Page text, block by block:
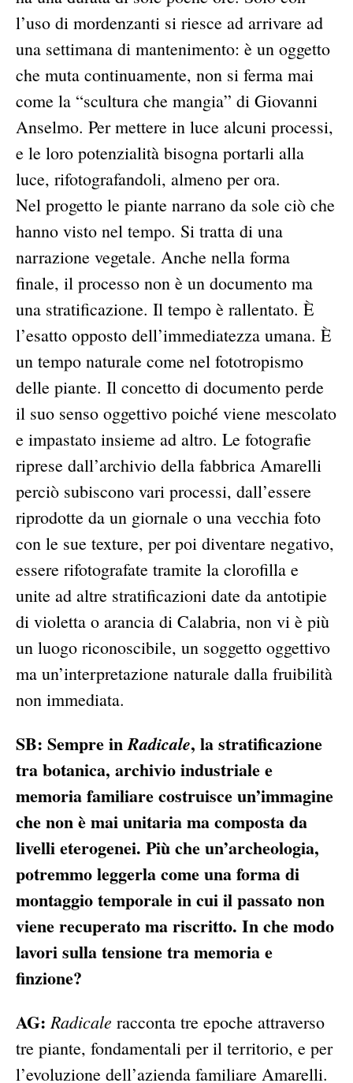
l’uso di mordenzanti si riesce ad arrivare ad
una settimana di mantenimento: è un oggetto
che muta continuamente, non si ferma mai
come la “scultura che mangia” di Giovanni
Anselmo. Per mettere in luce alcuni processi,
e le loro potenzialità bisogna portarli alla
luce, rifotografandoli, almeno per ora.
Nel progetto le piante narrano da sole ciò che
hanno visto nel tempo. Si tratta di una
narrazione vegetale. Anche nella forma
finale, il processo non è un documento ma
una stratificazione. Il tempo è rallentato. È
l’esatto opposto dell’immediatezza umana. È
un tempo naturale come nel fototropismo
delle piante. Il concetto di documento perde
il suo senso oggettivo poiché viene mescolato
e impastato insieme ad altro. Le fotografie
riprese dall’archivio della fabbrica Amarelli
perciò subiscono vari processi, dall’essere
riprodotte da un giornale o una vecchia foto
con le sue texture, per poi diventare negativo,
essere rifotografate tramite la clorofilla e
unite ad altre stratificazioni date da antotipie
di violetta o arancia di Calabria, non vi è più
un luogo riconoscibile, un soggetto oggettivo
ma un’interpretazione naturale dalla fruibilità
non immediata.
SB: Sempre inRadicale, la stratificazione
tra botanica, archivio industriale e
memoria familiare costruisce un’immagine
che non è mai unitaria ma composta da
livelli eterogenei. Più che un’archeologia,
potremmo leggerla come una forma di
montaggio temporale in cui il passato non
viene recuperato ma riscritto. In che modo
lavori sulla tensione tra memoria e
finzione?
AG: Radicale racconta tre epoche attraverso
tre piante, fondamentali per il territorio, e per
l’evoluzione dell’azienda familiare Amarelli.